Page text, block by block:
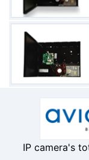
IP camera's